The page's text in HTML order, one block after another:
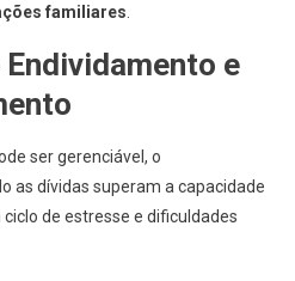
familiares
e
ser gerenciável, o
as dívidas superam a capacidade
de estresse e dificuldades